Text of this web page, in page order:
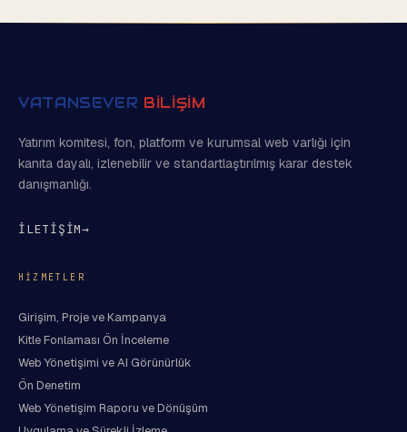
VATANSEVER BİLİŞİM
Yatırım komitesi, fon, platform ve kurumsal web varlığı için
kanıta dayalı, izlenebilir ve standartlaştırılmış karar destek
danışmanlığı.
İLETİŞİM→
HIZMETLER
Girişim, Proje ve Kampanya
Kitle Fonlaması Ön İnceleme
Web Yönetişimi ve AI Görünürlük
Ön Denetim
Web Yönetişim Raporu ve Dönüşüm